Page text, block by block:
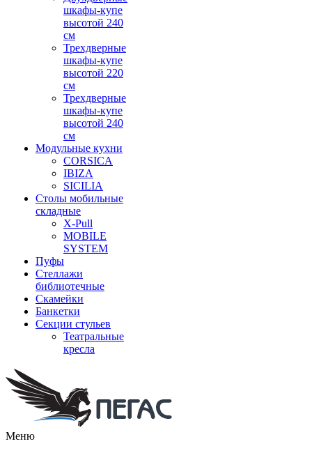
шкафы-купе
высотой 240
см
Трехдверные
шкафы-купе
высотой 220
см
Трехдверные
шкафы-купе
высотой 240
см
Модульные кухни
CORSICA
IBIZA
SICILIA
Столы мобильные
складные
X-Pull
MOBILE
SYSTEM
Пуфы
Стеллажи
библиотечные
Скамейки
Банкетки
Секции стульев
Театральные
кресла
Меню